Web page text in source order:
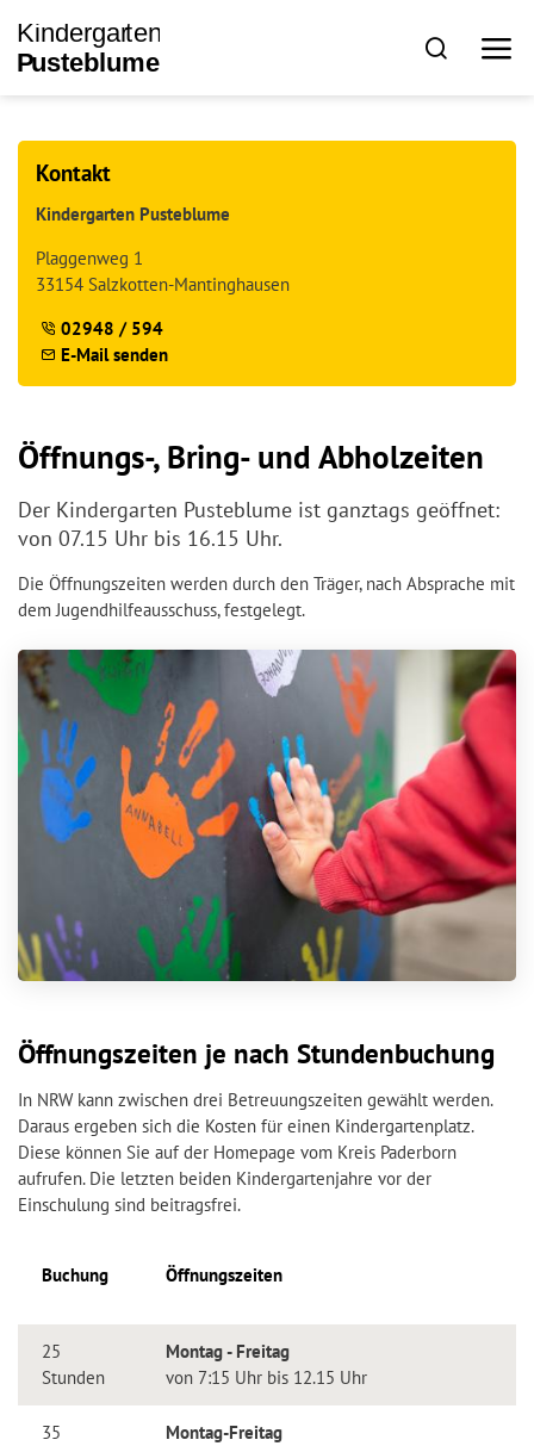
Öffnungs-, Bring- und Abholzeiten
Der Kindergarten Pusteblume ist ganztags geöffnet:
von 07.15 Uhr bis 16.15 Uhr.
Die Öffnungszeiten werden durch den Träger, nach Absprache mit
dem Jugendhilfeausschuss, festgelegt.
Öffnungszeiten je nach Stundenbuchung
In NRW kann zwischen drei Betreuungszeiten gewählt werden.
Daraus ergeben sich die Kosten für einen Kindergartenplatz.
Diese können Sie auf der Homepage vom Kreis Paderborn
aufrufen. Die letzten beiden Kindergartenjahre vor der
Einschulung sind beitragsfrei.
Buchung Öffnungszeiten
25
Stunden
Montag - Freitag
von 7:15 Uhr bis 12.15 Uhr
35
Montag-Freitag
Kontakt
Kindergarten Pusteblume
Plaggenweg 1
33154 Salzkotten-Mantinghausen
02948 / 594
E-Mail senden